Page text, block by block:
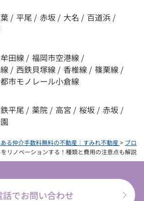
/ 平尾 / 赤坂 / 大名 / 百道浜 /
田線 / 福岡市空港線 /
/ 西鉄貝塚線 / 香椎線 / 篠栗線 /
市モノレール小倉線
平尾 / 薬院 / 高宮 / 桜坂 / 赤坂 /
ある仲介手数料無料の不動産｜すみれ不動産> ブロ
リノベーションする！種類と費用の注意点も解説
話でお問い合わせ